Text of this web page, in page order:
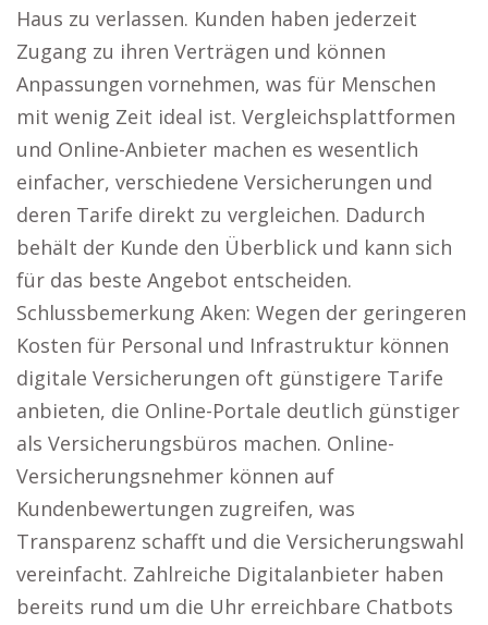
Haus zu verlassen. Kunden haben jederzeit
Zugang zu ihren Verträgen und können
Anpassungen vornehmen, was für Menschen
mit wenig Zeit ideal ist. Vergleichsplattformen
und Online-Anbieter machen es wesentlich
einfacher, verschiedene Versicherungen und
deren Tarife direkt zu vergleichen. Dadurch
behält der Kunde den Überblick und kann sich
für das beste Angebot entscheiden.
Schlussbemerkung Aken: Wegen der geringeren
Kosten für Personal und Infrastruktur können
digitale Versicherungen oft günstigere Tarife
anbieten, die Online-Portale deutlich günstiger
als Versicherungsbüros machen. Online-
Versicherungsnehmer können auf
Kundenbewertungen zugreifen, was
Transparenz schafft und die Versicherungswahl
vereinfacht. Zahlreiche Digitalanbieter haben
bereits rund um die Uhr erreichbare Chatbots